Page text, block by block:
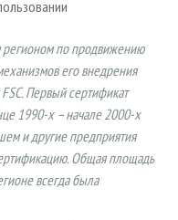
регионом по продвижению
его внедрения
Первый сертификат
1990-х – начале 2000-х
и другие предприятия
Общая площадь
всегда была